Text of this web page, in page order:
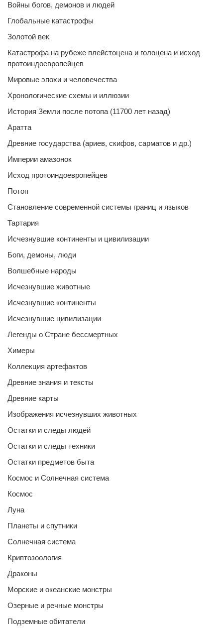
Войны богов, демонов и людей
Глобальные катастрофы
Золотой век
Катастрофа на рубеже плейстоцена и голоцена и исход
протоиндоевропейцев
Мировые эпохи и человечества
Хронологические схемы и иллюзии
История Земли после потопа (11700 лет назад)
Аратта
Древние государства (ариев, скифов, сарматов и др.)
Империи амазонок
Исход протоиндоевропейцев
Потоп
Становление современной системы границ и языков
Тартария
Исчезнувшие континенты и цивилизации
Боги, демоны, люди
Волшебные народы
Исчезнувшие животные
Исчезнувшие континенты
Исчезнувшие цивилизации
Легенды о Стране бессмертных
Химеры
Коллекция артефактов
Древние знания и тексты
Древние карты
Изображения исчезнувших животных
Остатки и следы людей
Остатки и следы техники
Остатки предметов быта
Космос и Солнечная система
Космос
Луна
Планеты и спутники
Солнечная система
Криптозоология
Драконы
Морские и океанские монстры
Озерные и речные монстры
Подземные обитатели